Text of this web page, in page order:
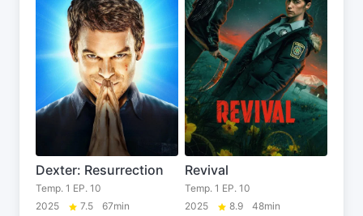
Dexter: Resurrection
Temp. 1 EP. 10
2025
7.5 67min
Revival
Temp. 1 EP. 10
2025
8.9 48min